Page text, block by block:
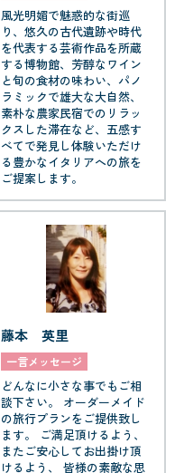
風光明媚で魅惑的な街巡
り、悠久の古代遺跡や時代
を代表する芸術作品を所蔵
する博物館、芳醇なワイン
と旬の食材の味わい、パノ
ラミックで雄大な大自然、
素朴な農家民宿でのリラッ
クスした滞在など、五感す
べてで発見し体験いただけ
る豊かなイタリアへの旅を
ご提案します。
藤本 英里
一言メッセージ
どんなに小さな事でもご相
談下さい。 オーダーメイド
の旅行プランをご提供致し
ます。 ご満足頂けるよう、
またご安心してお出掛け頂
けるよう、 皆様の素敵な思